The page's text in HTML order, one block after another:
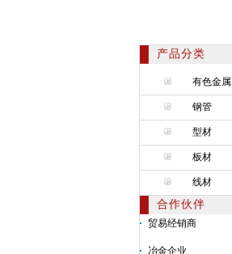
产品分类
有色金属
钢管
型材
板材
线材
合作伙伴
贸易经销商
冶金企业